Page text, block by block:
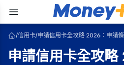
/信用卡/申請信用卡全攻略 2026：申請
申請信用卡全攻